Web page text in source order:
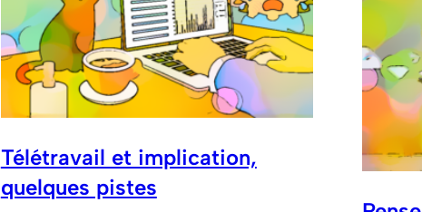
Télétravail et implication,
quelques pistes